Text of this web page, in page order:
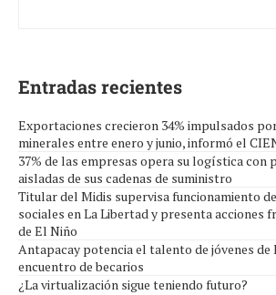
Entradas recientes
Exportaciones crecieron 34% impulsados
minerales entre enero y junio, informó el
37% de las empresas opera su logística con
aisladas de sus cadenas de suministro
Titular del Midis supervisa funcionamiento
sociales en La Libertad y presenta acciones
de El Niño
Antapacay potencia el talento de jóvenes de
encuentro de becarios
¿La virtualización sigue teniendo futuro?